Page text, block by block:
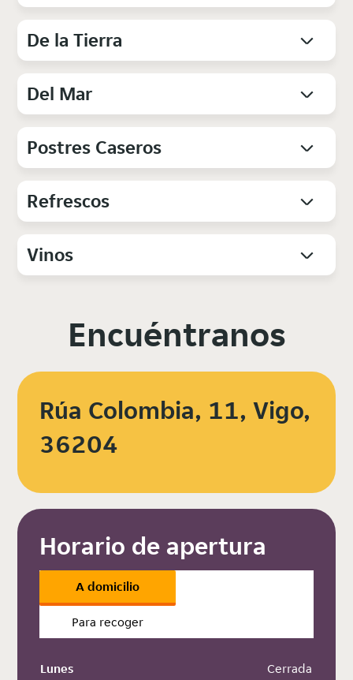
De la Tierra
Del Mar
Postres Caseros
Refrescos
Vinos
Encuéntranos
Rúa Colombia, 11, Vigo,
36204
Horario de apertura
A domicilio
Para recoger
Lunes
Cerrada